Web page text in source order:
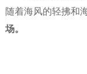
随着海风的轻拂和
场。